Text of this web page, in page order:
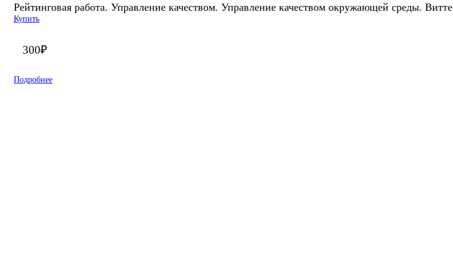
Рейтинговая работа. Управление качеством. Управление качеством окружающей среды. Витте
Купить
300₽
Подробнее